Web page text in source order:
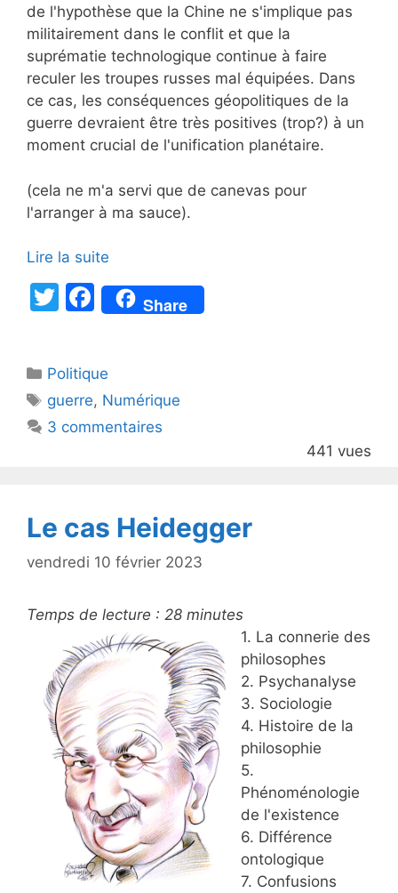
de l'hypothèse que la Chine ne s'implique pas
militairement dans le conflit et que la
suprématie technologique continue à faire
reculer les troupes russes mal équipées. Dans
ce cas, les conséquences géopolitiques de la
guerre devraient être très positives (trop?) à un
moment crucial de l'unification planétaire.
(cela ne m'a servi que de canevas pour
l'arranger à ma sauce).
Lire la suite
T
er
F
a
e
b
o
Share
Catégories
Politique
Étiquettes
guerre, Numérique
3 commentaires
441 vues
Le cas Heidegger
vendredi 10 février 2023
Temps de lecture : 28 minutes
1. La connerie des
philosophes
2. Psychanalyse
3. Sociologie
4. Histoire de la
philosophie
5.
Phénoménologie
de l'existence
6. Différence
ontologique
7. Confusions